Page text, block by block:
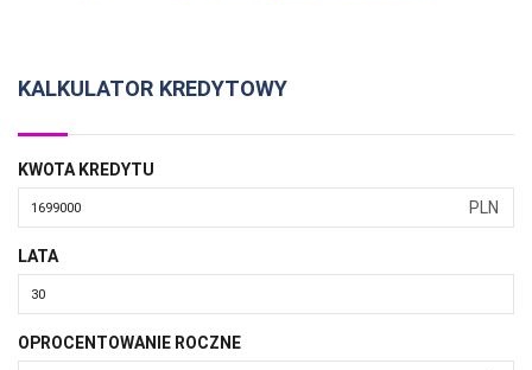
KALKULATOR KREDYTOWY
KWOTA KREDYTU
PLN
LATA
OPROCENTOWANIE ROCZNE